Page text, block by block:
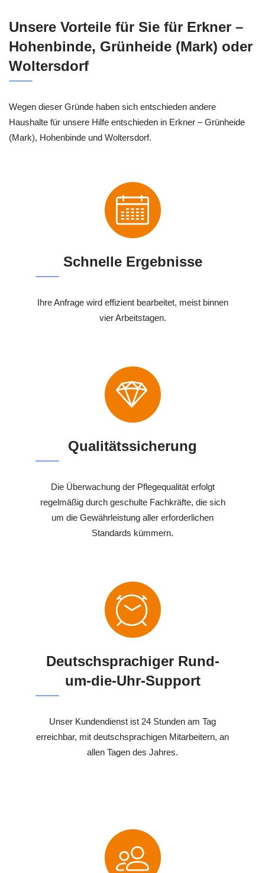
Unsere Vorteile für Sie für Erkner –
Hohenbinde, Grünheide (Mark) oder
Woltersdorf
Wegen dieser Gründe haben sich entschieden andere
Haushalte für unsere Hilfe entschieden in Erkner – Grünheide
(Mark), Hohenbinde und Woltersdorf.
Schnelle Ergebnisse
Ihre Anfrage wird effizient bearbeitet, meist binnen
vier Arbeitstagen.
Qualitätssicherung
Die Überwachung der Pflegequalität erfolgt
regelmäßig durch geschulte Fachkräfte, die sich
um die Gewährleistung aller erforderlichen
Standards kümmern.
Deutschsprachiger Rund-
um-die-Uhr-Support
Unser Kundendienst ist 24 Stunden am Tag
erreichbar, mit deutschsprachigen Mitarbeitern, an
allen Tagen des Jahres.